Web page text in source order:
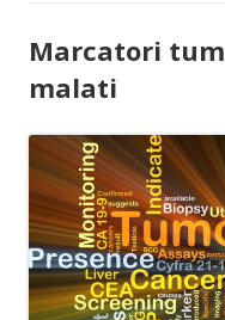
Marcatori
malati